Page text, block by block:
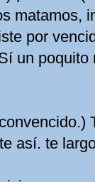
matamos,
por
un
así. te